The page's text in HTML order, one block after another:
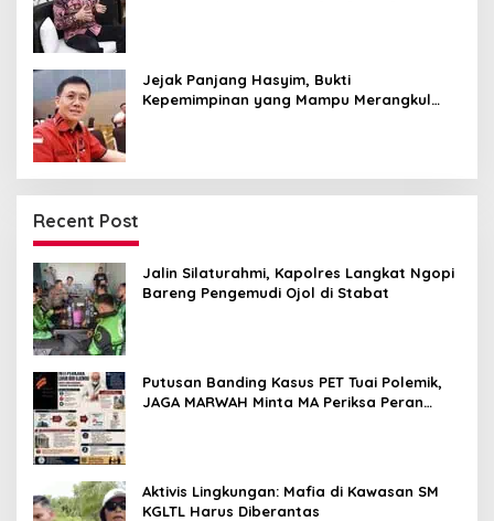
Jejak Panjang Hasyim, Bukti
Kepemimpinan yang Mampu Merangkul
Recent Post
Jalin Silaturahmi, Kapolres Langkat Ngopi
Bareng Pengemudi Ojol di Stabat
Putusan Banding Kasus PET Tuai Polemik,
JAGA MARWAH Minta MA Periksa Peran
Aktivis Lingkungan: Mafia di Kawasan SM
KGLTL Harus Diberantas